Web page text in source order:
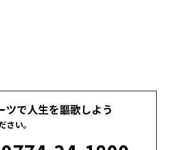
ツで人生を謳歌しよう
さい。